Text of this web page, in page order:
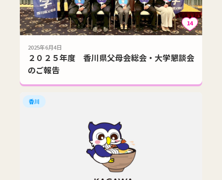
14
2025年6月4日
２０２５年度 香川県父母会総会・大学懇談会
のご報告
香川